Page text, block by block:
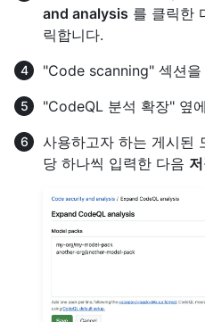
and analysis 를 클릭한
릭합니다.
"Code scanning" 섹션을
"CodeQL 분석 확장" 옆
사용하고자 하는 게시된
당 하나씩 입력한 다음